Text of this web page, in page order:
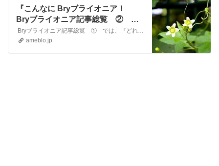
『こんなに Bryブライオニア！
Bryブライオニア記事総覧 ②
2025・8』
Bryブライオニア記事総覧 ① では、『どれも、Bryブライオニア！ Bryブライオニア記事総覧 ① 2025・８』 物事を部分に分けて見ていては、いつまで…
ameblo.jp